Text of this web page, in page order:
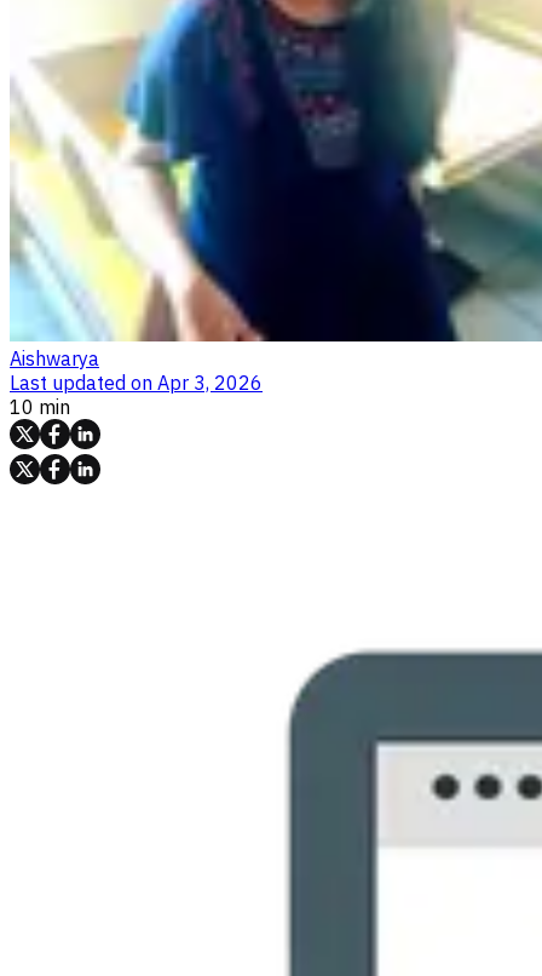
Aishwarya
Last updated on Apr 3, 2026
10 min